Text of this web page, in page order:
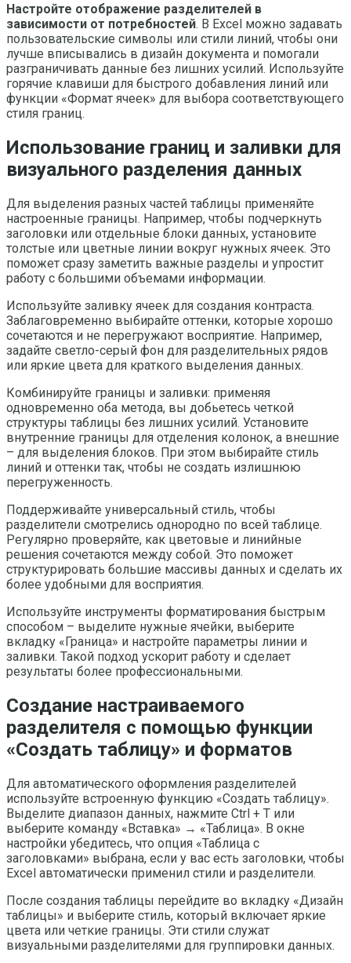
Настройте отображение разделителей в
зависимости от потребностей. В Excel можно задавать
пользовательские символы или стили линий, чтобы они
лучше вписывались в дизайн документа и помогали
разграничивать данные без лишних усилий. Используйте
горячие клавиши для быстрого добавления линий или
функции «Формат ячеек» для выбора соответствующего
стиля границ.
Использование границ и заливки для
визуального разделения данных
Для выделения разных частей таблицы применяйте
настроенные границы. Например, чтобы подчеркнуть
заголовки или отдельные блоки данных, установите
толстые или цветные линии вокруг нужных ячеек. Это
поможет сразу заметить важные разделы и упростит
работу с большими объемами информации.
Используйте заливку ячеек для создания контраста.
Заблаговременно выбирайте оттенки, которые хорошо
сочетаются и не перегружают восприятие. Например,
задайте светло-серый фон для разделительных рядов
или яркие цвета для краткого выделения данных.
Комбинируйте границы и заливки: применяя
одновременно оба метода, вы добьетесь четкой
структуры таблицы без лишних усилий. Установите
внутренние границы для отделения колонок, а внешние
– для выделения блоков. При этом выбирайте стиль
линий и оттенки так, чтобы не создать излишнюю
перегруженность.
Поддерживайте универсальный стиль, чтобы
разделители смотрелись однородно по всей таблице.
Регулярно проверяйте, как цветовые и линийные
решения сочетаются между собой. Это поможет
структурировать большие массивы данных и сделать их
более удобными для восприятия.
Используйте инструменты форматирования быстрым
способом – выделите нужные ячейки, выберите
вкладку «Граница» и настройте параметры линии и
заливки. Такой подход ускорит работу и сделает
результаты более профессиональными.
Создание настраиваемого
разделителя с помощью функции
«Создать таблицу» и форматов
Для автоматического оформления разделителей
используйте встроенную функцию «Создать таблицу».
Выделите диапазон данных, нажмите Ctrl + T или
выберите команду «Вставка» → «Таблица». В окне
настройки убедитесь, что опция «Таблица с
заголовками» выбрана, если у вас есть заголовки, чтобы
Excel автоматически применил стили и разделители.
После создания таблицы перейдите во вкладку «Дизайн
таблицы» и выберите стиль, который включает яркие
цвета или четкие границы. Эти стили служат
визуальными разделителями для группировки данных.